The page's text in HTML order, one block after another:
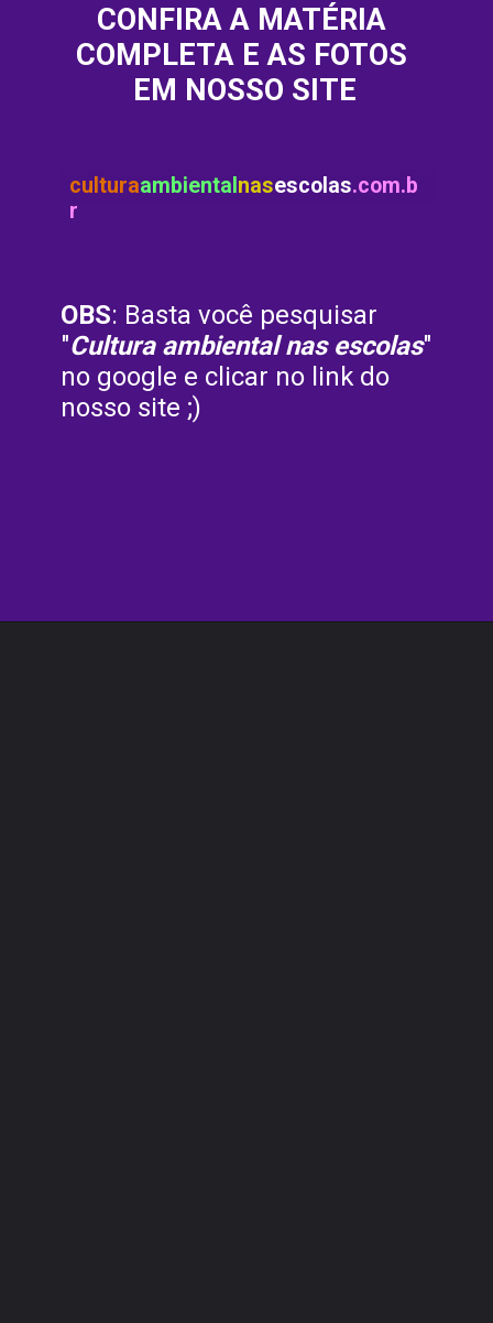
CONFIRA A MATÉRIA
COMPLETA E AS FOTOS
EM NOSSO SITE
culturaambiental nasescolas.com.b
r
OBS: Basta você pesquisar
"Cultura ambiental nas escolas"
no google e clicar no link do
nosso site ;)